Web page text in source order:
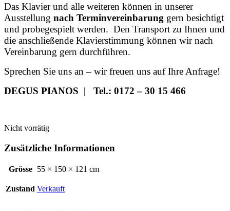
Das Klavier und alle weiteren können in unserer
Ausstellung nach Terminvereinbarung gern besichtigt
und probegespielt werden. Den Transport zu Ihnen und
die anschließende Klavierstimmung können wir nach
Vereinbarung gern durchführen.
Sprechen Sie uns an – wir freuen uns auf Ihre Anfrage!
DEGUS PIANOS | Tel.: 0172 – 30 15 466
Nicht vorrätig
Zusätzliche Informationen
Grösse 55 × 150 × 121 cm
Zustand Verkauft